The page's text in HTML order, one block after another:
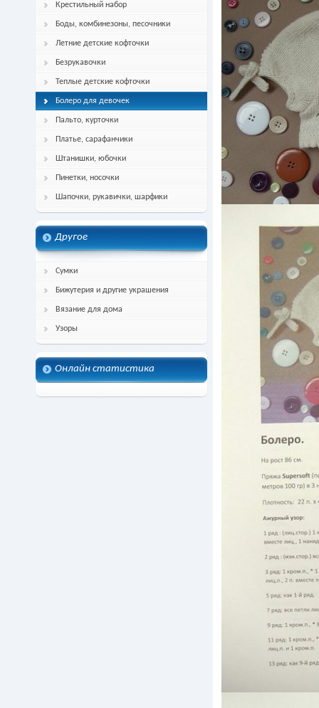
Крестильный набор
Боды, комбинезоны, песочники
Летние детские кофточки
Безрукавочки
Теплые детские кофточки
Болеро для девочек
Пальто, курточки
Платье, сарафанчики
Штанишки, юбочки
Пинетки, носочки
Шапочки, рукавички, шарфики
Другое
Сумки
Бижутерия и другие украшения
Вязание для дома
Узоры
Онлайн статистика